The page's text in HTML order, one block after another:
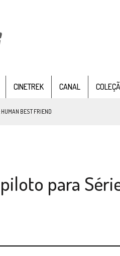
CINETREK CANAL
BEST FRIEND
DE STRANGE NEW WORDS
FILME DE FÃS AXANAR HORAS APÓS ESTREIA
– “THE GRIFFIN INCIDENT” (4×02)
DE UMA ERA NA SDCC
JÁ DISPONÍVEL EM PRÉ-VENDA!
para